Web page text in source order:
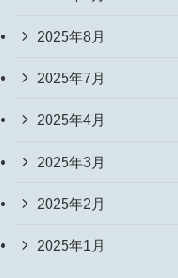
2025年8月
2025年7月
2025年4月
2025年3月
2025年2月
2025年1月